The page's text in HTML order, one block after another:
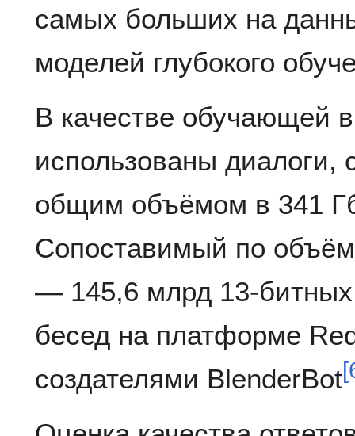
самых больших на
моделей глубокого
В качестве обучающей
использованы диалоги,
общим объёмом в 341
Сопоставимый по
— 145,6 млрд 13-битных
бесед на платформе
создателями BlenderBot[